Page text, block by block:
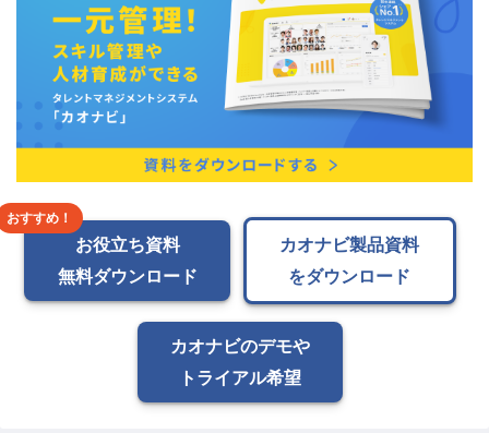
お役立ち資料
無料ダウンロード
カオナビ製品資料
をダウンロード
カオナビのデモや
トライアル希望